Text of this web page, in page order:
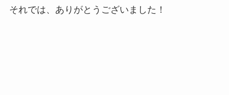
それでは、ありがとうございました！